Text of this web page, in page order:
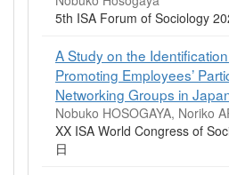
5th ISA Forum of Sociology
A Study on the
Promoting Employees’
Networking Groups in
Nobuko HOSOGAYA, Noriko
XX ISA World Congress of
日